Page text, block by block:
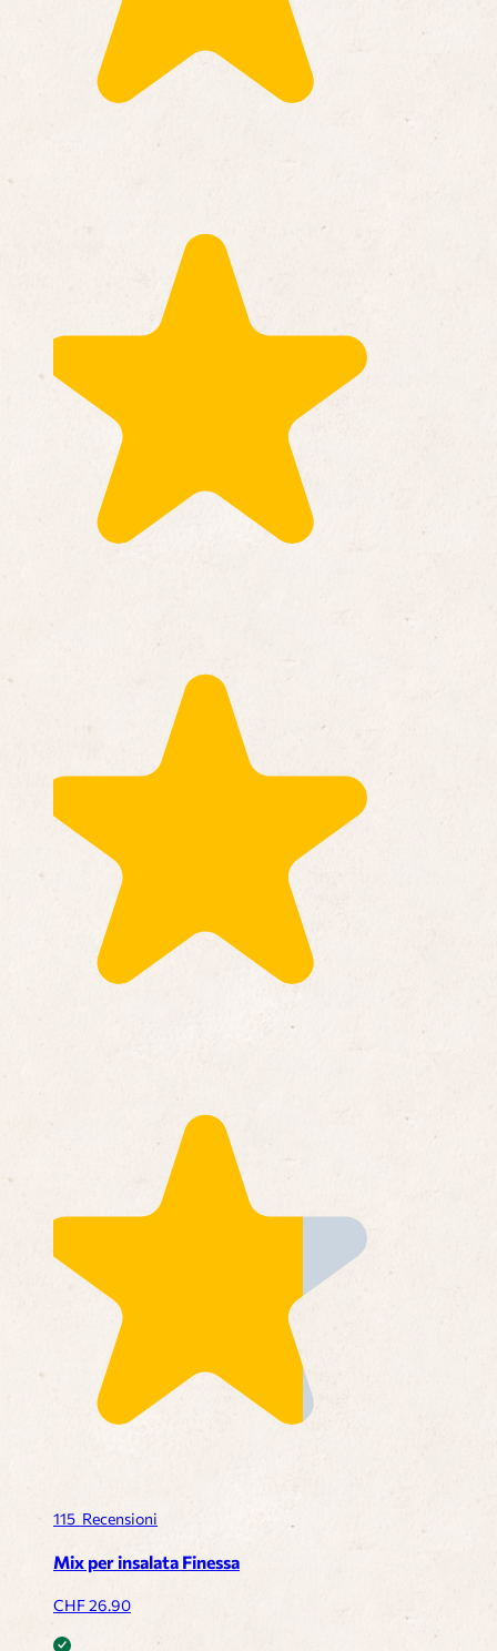
115 Recensioni
Mix per insalata Finessa
CHF26.90